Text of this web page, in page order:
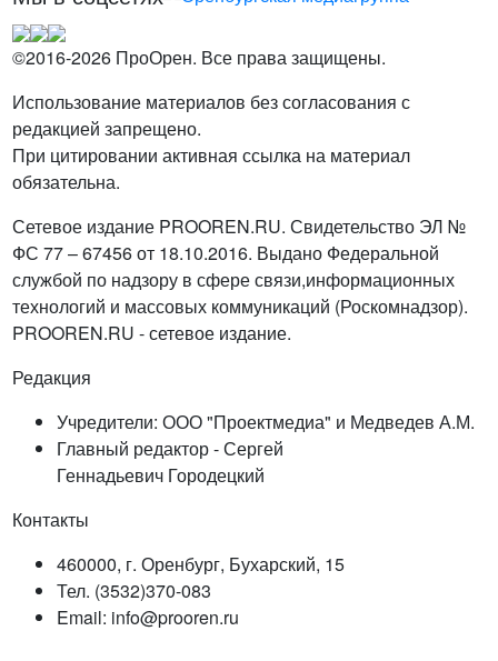
©2016-2026 ПроОрен. Все права защищены.
Использование материалов без согласования с
редакцией запрещено.
При цитировании активная ссылка на материал
обязательна.
Сетевое издание PROOREN.RU. Свидетельство ЭЛ №
ФС 77 – 67456 от 18.10.2016. Выдано Федеральной
службой по надзору в сфере связи,информационных
технологий и массовых коммуникаций (Роскомнадзор).
PROOREN.RU - сетевое издание.
Редакция
Учредители: ООО "Проектмедиа" и Медведев А.М.
Главный редактор - Сергей
Геннадьевич Городецкий
Контакты
460000, г. Оренбург, Бухарский, 15
Тел. (3532)370-083
Email: info@prooren.ru